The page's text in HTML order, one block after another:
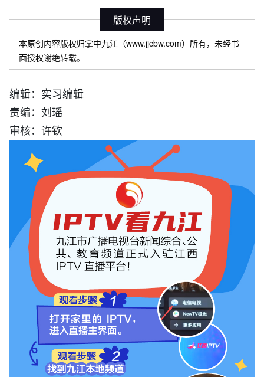
版权声明
本原创内容版权归掌中九江（www.jjcbw.com）所有，未经书
面授权谢绝转载。
编辑：实习编辑
责编：刘瑶
审核：许钦